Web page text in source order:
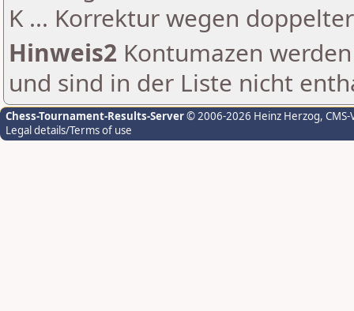
K ... Korrektur wegen
Hinweis2 Kontumazen
und sind in der Liste nicht
Chess-Tournament-Results-Server© 2006-2026 Heinz Herzog,
Legal details/Terms of use